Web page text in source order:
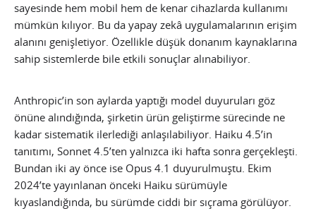
sayesinde hem mobil hem de kenar cihazlarda kullanımı
mümkün kılıyor. Bu da yapay zekâ uygulamalarının erişim
alanını genişletiyor. Özellikle düşük donanım kaynaklarına
sahip sistemlerde bile etkili sonuçlar alınabiliyor.
Anthropic’in son aylarda yaptığı model duyuruları göz
önüne alındığında, şirketin ürün geliştirme sürecinde ne
kadar sistematik ilerlediği anlaşılabiliyor. Haiku 4.5’in
tanıtımı, Sonnet 4.5’ten yalnızca iki hafta sonra gerçekleşti.
Bundan iki ay önce ise Opus 4.1 duyurulmuştu. Ekim
2024’te yayınlanan önceki Haiku sürümüyle
kıyaslandığında, bu sürümde ciddi bir sıçrama görülüyor.